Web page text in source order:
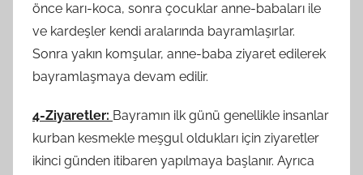
önce karı-koca, sonra çocuklar anne-babaları ile
ve kardeşler kendi aralarında bayramlaşırlar.
Sonra yakın komşular, anne-baba ziyaret edilerek
bayramlaşmaya devam edilir.
4-Ziyaretler: Bayramın ilk günü genellikle insanlar
kurban kesmekle meşgul oldukları için ziyaretler
ikinci günden itibaren yapılmaya başlanır. Ayrıca